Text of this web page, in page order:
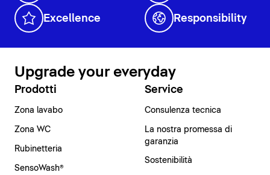
Excellence Responsibility
Upgrade your everyday
Prodotti
Zona lavabo
Zona WC
Rubinetteria
SensoWash®
Service
Consulenza tecnica
La nostra promessa di
garanzia
Sostenibilità